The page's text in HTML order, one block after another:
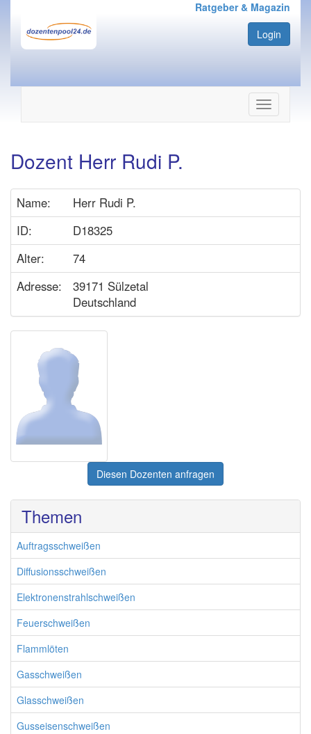
Ratgeber & Magazin
Login
Navigation
ein-/
Dozent Herr Rudi P.
Name:
Herr Rudi P.
ID:
D18325
Alter:
74
Adresse:
39171 Sülzetal
Deutschland
Diesen Dozenten anfragen
Themen
Auftragsschweißen
Diffusionsschweißen
Elektronenstrahlschweißen
Feuerschweißen
Flammlöten
Gasschweißen
Glasschweißen
Gusseisenschweißen